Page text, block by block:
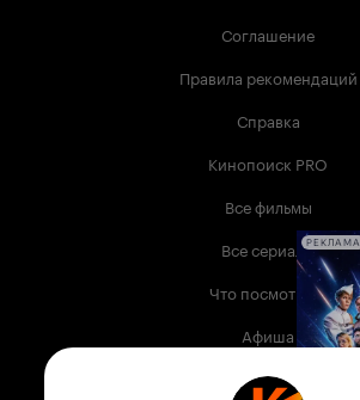
Соглашение
Правила рекомендаций
Справка
Кинопоиск PRO
Все фильмы
Все сериалы
Что посмотреть
Афиша
Музыка
РЕКЛАМА